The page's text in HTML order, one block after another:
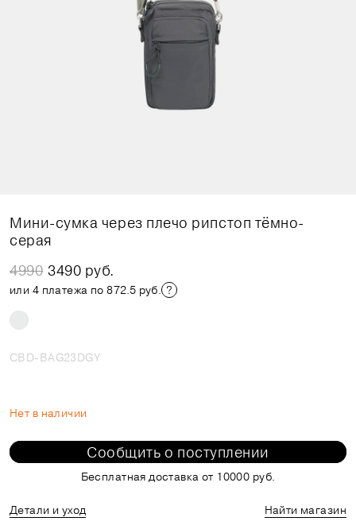
Мини-сумка через плечо рипстоп тёмно-
серая
4990 3490 руб.
или 4 платежа по 872.5 руб.
CBD-BAG23DGY
Нет в наличии
Сообщить о поступлении
Бесплатная доставка от 10000 руб.
Детали и уход
Найти магазин